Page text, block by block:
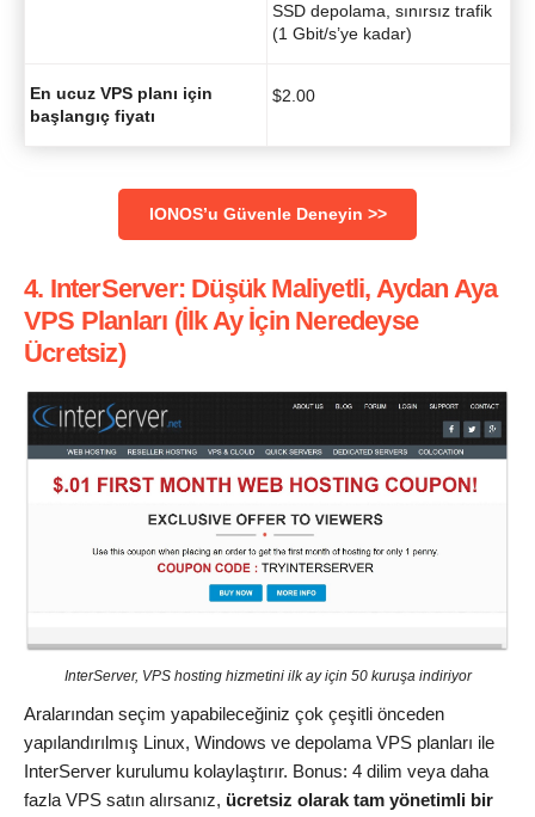
SSD depolama, sınırsız trafik
(1 Gbit/s’ye kadar)
En ucuz VPS planı için
başlangıç fiyatı
$2.00
IONOS’u Güvenle Deneyin >>
4. InterServer: Düşük Maliyetli, Aydan Aya
VPS Planları (İlk Ay İçin Neredeyse
Ücretsiz)
InterServer, VPS hosting hizmetini ilk ay için 50 kuruşa indiriyor
Aralarından seçim yapabileceğiniz çok çeşitli önceden
yapılandırılmış Linux, Windows ve depolama VPS planları ile
InterServer kurulumu kolaylaştırır. Bonus: 4 dilim veya daha
fazla VPS satın alırsanız, ücretsiz olarak tam yönetimli bir